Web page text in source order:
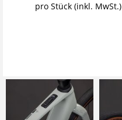
pro Stück (inkl. MwSt.)